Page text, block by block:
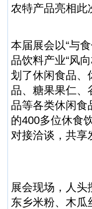
农特产品亮相此
本届展会以“与
品饮料产业“风
划了休闲食品、
品、糖果果仁、
品等各类休闲食
的400多位休食
对接洽谈，共享
展会现场，人
东乡米粉、木瓜